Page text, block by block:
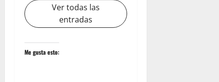
Ver todas las
entradas
Me gusta esto: